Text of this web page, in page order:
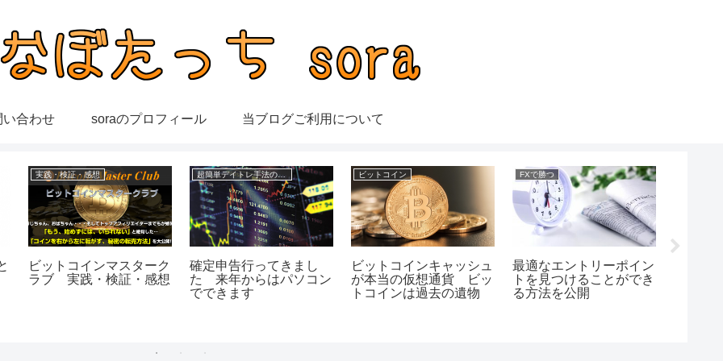
い合わせ soraのプロフィール 当ブログご利用について
実践・検証・感想
ビットコインマスターク
ラブ 実践・検証・感想
超簡単デイトレ手法の成績
確定申告行ってきまし
た 来年からはパソコン
でできます
ビットコイン
ビットコインキャッシュ
が本当の仮想通貨 ビッ
トコインは過去の遺物
FXで勝つ
最適なエントリーポイン
トを見つけることができ
る方法を公開